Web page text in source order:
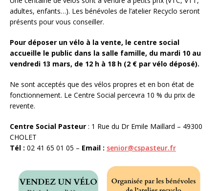
adultes, enfants…). Les bénévoles de l’atelier Recyclo seront
présents pour vous conseiller.
Pour déposer un vélo à la vente, le centre social
accueille le public dans la salle famille, du mardi 10 au
vendredi 13 mars, de 12 h à 18 h (2 € par vélo déposé).
Ne sont acceptés que des vélos propres et en bon état de
fonctionnement. Le Centre Social percevra 10 % du prix de
revente.
Centre Social Pasteur : 1 Rue du Dr Emile Maillard – 49300
CHOLET
Tél : 02 41 65 01 05 – Email : senior@cspasteur.fr